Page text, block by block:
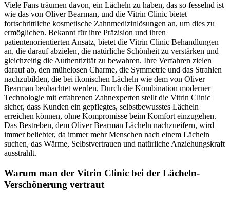
Viele Fans träumen davon, ein Lächeln zu haben, das so fesselnd ist
wie das von Oliver Bearman, und die Vitrin Clinic bietet
fortschrittliche kosmetische Zahnmedizinlösungen an, um dies zu
ermöglichen. Bekannt für ihre Präzision und ihren
patientenorientierten Ansatz, bietet die Vitrin Clinic Behandlungen
an, die darauf abzielen, die natürliche Schönheit zu verstärken und
gleichzeitig die Authentizität zu bewahren. Ihre Verfahren zielen
darauf ab, den mühelosen Charme, die Symmetrie und das Strahlen
nachzubilden, die bei ikonischen Lächeln wie dem von Oliver
Bearman beobachtet werden. Durch die Kombination moderner
Technologie mit erfahrenen Zahnexperten stellt die Vitrin Clinic
sicher, dass Kunden ein gepflegtes, selbstbewusstes Lächeln
erreichen können, ohne Kompromisse beim Komfort einzugehen.
Das Bestreben, dem Oliver Bearman Lächeln nachzueifern, wird
immer beliebter, da immer mehr Menschen nach einem Lächeln
suchen, das Wärme, Selbstvertrauen und natürliche Anziehungskraft
ausstrahlt.
Warum man der Vitrin Clinic bei der Lächeln-
Verschönerung vertraut